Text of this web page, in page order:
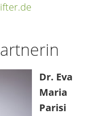
Dr. Eva
Maria
Parisi